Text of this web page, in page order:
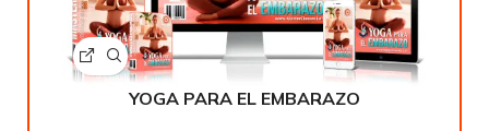
YOGA PARA EL EMBARAZO